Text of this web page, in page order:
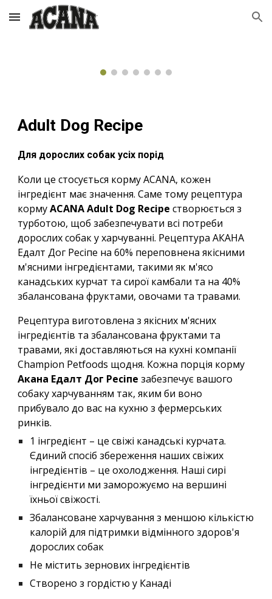
Skip to main content Skip to navigation
Adult Dog Recipe
Для дорослих собак усіх порід
Коли це стосується корму ACANA, кожен
інгредієнт має значення. Саме тому рецептура
кормуACANA Adult Dog Recipe створюється з
турботою, щоб забезпечувати всі потреби
дорослих собак у харчуванні. Рецептура АКАНА
Едалт Дог Ресіпе на 60% переповнена якісними
м'ясними інгредієнтами, такими як м'ясо
канадських курчат та сирої камбали та на 40%
збалансована фруктами, овочами та травами.
Рецептура виготовлена з якісних м'ясних
інгредієнтів та збалансована фруктами та
травами, які доставляються на кухні компанії
Champion Petfoods щодня. Кожна порція корму
Акана Едалт Дог Ресіпе забезпечує вашого
собаку харчуванням так, яким би воно
прибувало до вас на кухню з фермерських
ринків.
1 інгредієнт – це свіжі канадські курчата.
Єдиний спосіб збереження наших свіжих
інгредієнтів – це охолодження. Наші сирі
інгредієнти ми заморожуємо на вершині
їхньої свіжості.
Збалансоване харчування з меншою кількістю
калорій для підтримки відмінного здоров'я
дорослих собак
Не містить зернових інгредієнтів
Створено з гордістю у Канаді